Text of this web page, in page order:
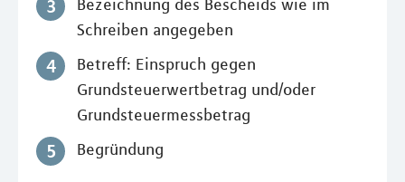
Bezeichnung des Bescheids wie im
Schreiben angegeben
Betreff: Einspruch gegen
Grundsteuerwertbetrag und/oder
Grundsteuermessbetrag
Begründung